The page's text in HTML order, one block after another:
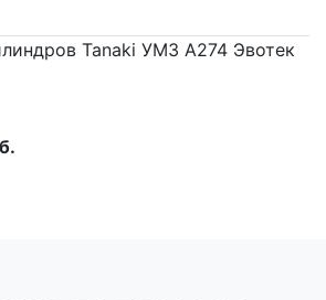
Tanaki УМЗ А274 Эвотек